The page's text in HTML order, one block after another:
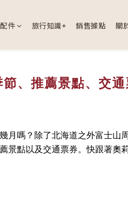
件 旅行知識+ 銷售據點 關
、推薦景點、交
月嗎？除了北海道之外富士山
景點以及交通票券。快跟著奧